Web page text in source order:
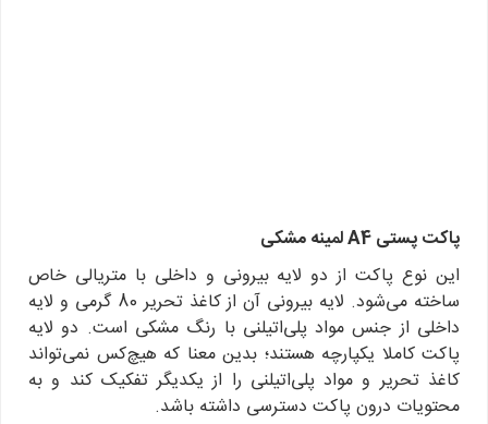
پاکت پستیA4لمینه مشکی
این نوع پاکت از دو لایه بیرونی و داخلی با متریالی خاص
ساخته می‌شود. لایه بیرونی آن از کاغذ تحریر 80 گرمی و لایه
داخلی از جنس مواد پلی‌اتیلنی با رنگ مشکی است. دو لایه
پاکت کاملا یکپارچه هستند؛ بدین معنا که هیچ‌کس نمی‌تواند
کاغذ تحریر و مواد پلی‌اتیلنی را از یکدیگر تفکیک کند و به
محتویات درون پاکت دسترسی داشته باشد.